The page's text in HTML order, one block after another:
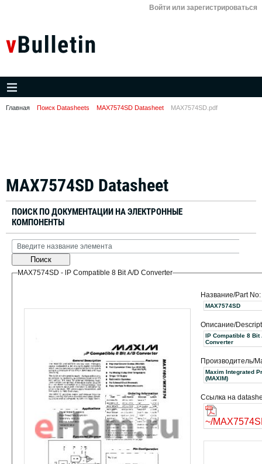
Войти или зарегистрироваться
Главная Поиск Datasheets MAX7574SD Datasheet MAX7574SD.pdf
MAX7574SD Datasheet
ПОИСК ПО ДОКУМЕНТАЦИИ НА ЭЛЕКТРОННЫЕ
КОМПОНЕНТЫ
Поиск
MAX7574SD - lP Compatible 8 Bit A/D Converter
Название/Part No:
MAX7574SD
Описание/
lP Compatible 8 Bit
Converter
Производитель/
Maxim Integrated
(MAXIM)
Ссылка на
~/